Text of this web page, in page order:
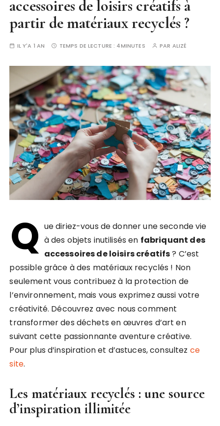
accessoires de loisirs créatifs à
partir de matériaux recyclés ?
IL Y'A 1 AN TEMPS DE LECTURE : 4MINUTES PAR ALIZÉ
Q ue diriez-vous de donner une seconde vie
à des objets inutilisés en fabriquant des
accessoires de loisirs créatifs? C’est
possible grâce à des matériaux recyclés ! Non
seulement vous contribuez à la protection de
l’environnement, mais vous exprimez aussi votre
créativité. Découvrez avec nous comment
transformer des déchets en œuvres d’art en
suivant cette passionnante aventure créative.
Pour plus d’inspiration et d’astuces, consultez ce
site.
Les matériaux recyclés : une source
d’inspiration illimitée